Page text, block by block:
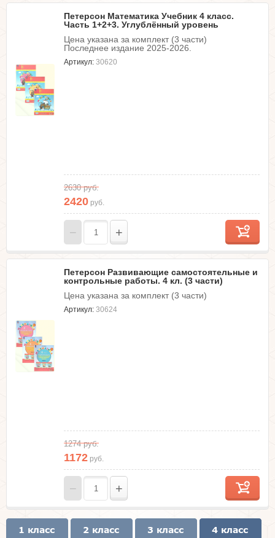
Петерсон Математика Учебник 4 класс.
Часть 1+2+3. Углублённый уровень
Цена указана за комплект (3 части)
Последнее издание 2025-2026.
Артикул: 30620
2630руб.
2420 руб.
− +
Петерсон Развивающие самостоятельные и
контрольные работы. 4 кл. (3 части)
Цена указана за комплект (3 части)
Артикул: 30624
1274руб.
1172 руб.
− +